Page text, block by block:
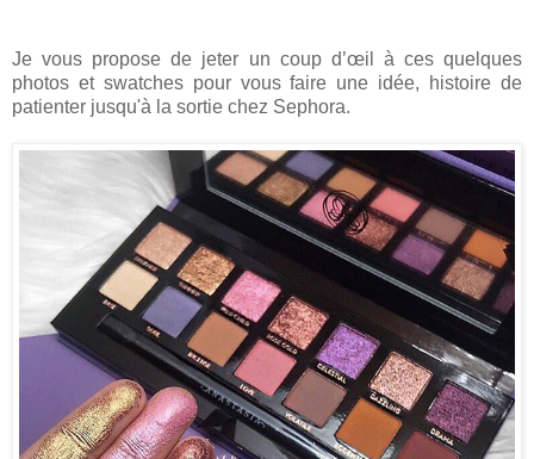
Je vous propose de jeter un coup d’œil à ces quelques
photos et swatches pour vous faire une idée, histoire de
patienter jusqu'à la sortie chez Sephora.